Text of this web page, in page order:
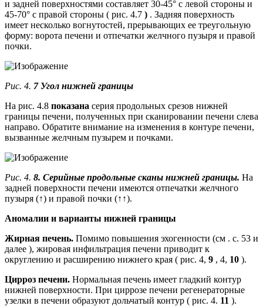
и задней поверхностями составляет 30-45° с левой стороны и
45-70° с правой стороны ( рис. 4.7 ) . Задняя поверхность
имеет несколько вогнутостей, прерывающих ее треугольную
форму: ворота печени и отпечатки желчного пузыря и правой
почки.
Рис. 4. 7 Угол нижней границы
На рис. 4.8 показана серия продольных срезов нижней
границы печени, полученных при сканировании печени слева
направо. Обратите внимание на изменения в контуре печени,
вызванные желчным пузырем и почками.
Рис. 4. 8. Серийные продольные сканы нижней границы. На
задней поверхности печени имеются отпечатки желчного
пузыря (↑) и правой почки (↑↑).
Аномалии и варианты нижней границы
Жирная печень. Помимо повышения эхогенности (см . с. 53 и
далее ), жировая инфильтрация печени приводит к
округлению и расширению нижнего края ( рис. 4, 9 , 4, 10 ).
Цирроз печени. Нормальная печень имеет гладкий контур
нижней поверхности. При циррозе печени регенераторные
узелки в печени образуют дольчатый контур ( рис. 4. 11 ).